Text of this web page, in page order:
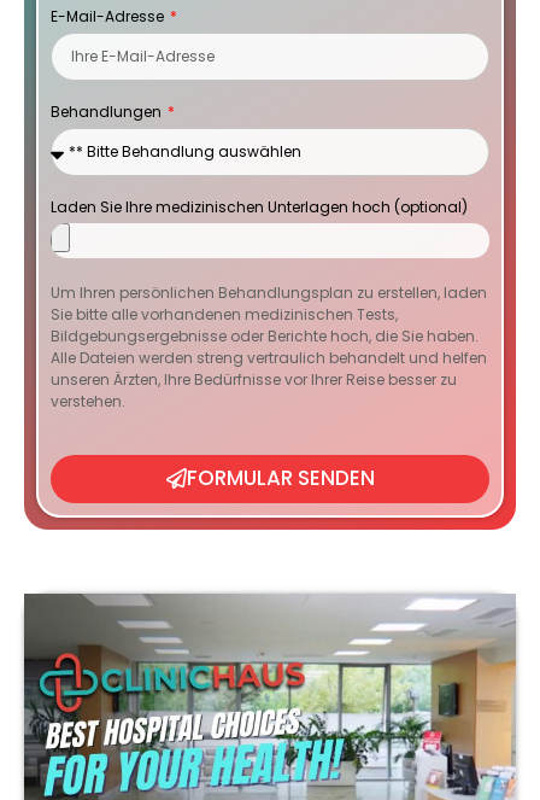
E-Mail-Adresse
Behandlungen
Laden Sie Ihre medizinischen Unterlagen hoch (optional)
Um Ihren persönlichen Behandlungsplan zu erstellen, laden
Sie bitte alle vorhandenen medizinischen Tests,
Bildgebungsergebnisse oder Berichte hoch, die Sie haben.
Alle Dateien werden streng vertraulich behandelt und helfen
unseren Ärzten, Ihre Bedürfnisse vor Ihrer Reise besser zu
verstehen.
FORMULAR SENDEN